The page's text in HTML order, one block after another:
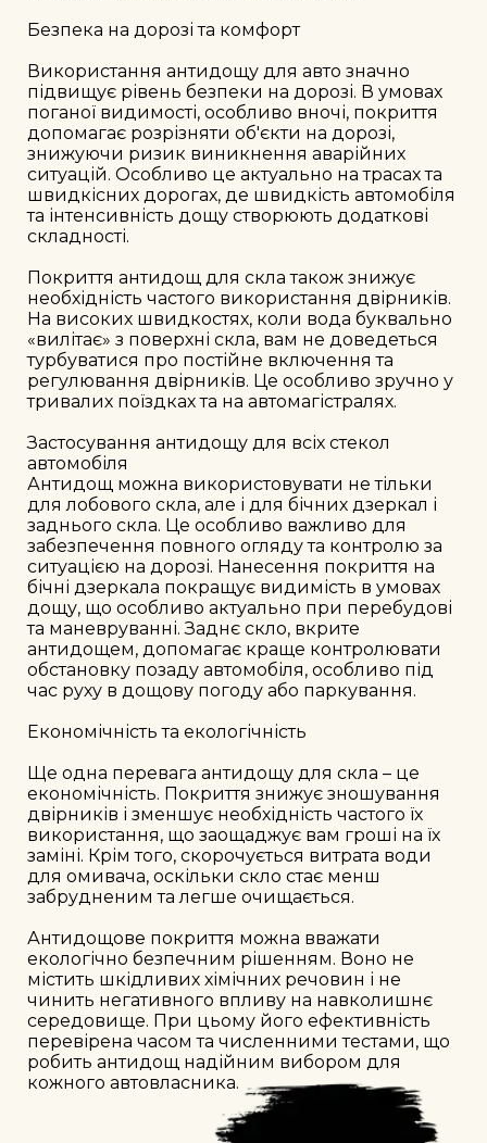
Безпека на дорозі та комфорт
Використання антидощу для авто значно
підвищує рівень безпеки на дорозі. В умовах
поганої видимості, особливо вночі, покриття
допомагає розрізняти об'єкти на дорозі,
знижуючи ризик виникнення аварійних
ситуацій. Особливо це актуально на трасах та
швидкісних дорогах, де швидкість автомобіля
та інтенсивність дощу створюють додаткові
складності.
Покриття антидощ для скла також знижує
необхідність частого використання двірників.
На високих швидкостях, коли вода буквально
«вилітає» з поверхні скла, вам не доведеться
турбуватися про постійне включення та
регулювання двірників. Це особливо зручно у
тривалих поїздках та на автомагістралях.
Застосування антидощу для всіх стекол
автомобіля
Антидощ можна використовувати не тільки
для лобового скла, але і для бічних дзеркал і
заднього скла. Це особливо важливо для
забезпечення повного огляду та контролю за
ситуацією на дорозі. Нанесення покриття на
бічні дзеркала покращує видимість в умовах
дощу, що особливо актуально при перебудові
та маневруванні. Заднє скло, вкрите
антидощем, допомагає краще контролювати
обстановку позаду автомобіля, особливо під
час руху в дощову погоду або паркування.
Економічність та екологічність
Ще одна перевага антидощу для скла – це
економічність. Покриття знижує зношування
двірників і зменшує необхідність частого їх
використання, що заощаджує вам гроші на їх
заміні. Крім того, скорочується витрата води
для омивача, оскільки скло стає менш
забрудненим та легше очищається.
Антидощове покриття можна вважати
екологічно безпечним рішенням. Воно не
містить шкідливих хімічних речовин і не
чинить негативного впливу на навколишнє
середовище. При цьому його ефективність
перевірена часом та численними тестами, що
робить антидощ надійним вибором для
кожного автовласника.